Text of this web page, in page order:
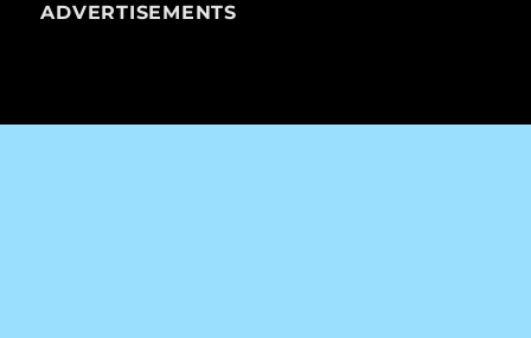
ADVERTISEMENTS